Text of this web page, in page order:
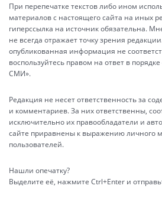
При перепечатке текстов либо ином
материалов с настоящего сайта на иных
гиперссылка на источник обязательна.
не всегда отражает точку зрения
опубликованная информация не
воспользуйтесь правом на ответ в
СМИ».
Редакция не несет ответственность за
и комментариев. За них ответственны,
исключительно их правообладатели и
сайте приравнены к выражению личного
пользователей.
Нашли опечатку?
Выделите её, нажмите Ctrl+Enter и